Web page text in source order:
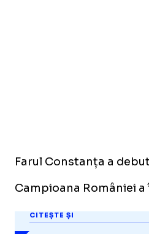
Farul Constanța a
Campioana României
CITEȘTE ȘI